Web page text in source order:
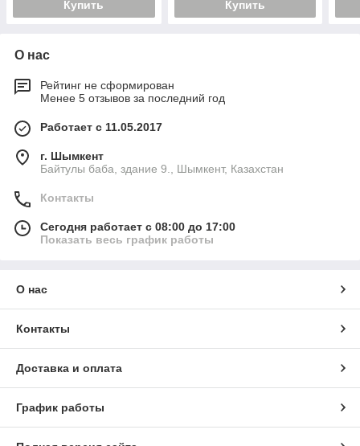
Купить Купить
О нас
Рейтинг не сформирован
Менее 5 отзывов за последний год
Работает с 11.05.2017
г. Шымкент
Байтулы баба, здание 9., Шымкент, Казахстан
Контакты
Сегодня работает с 08:00 до 17:00
Показать весь график работы
О нас
Контакты
Доставка и оплата
График работы